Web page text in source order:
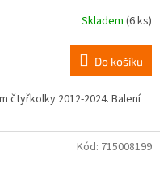
Skladem (6 ks)
Do košíku
čtyřkolky 2012-2024. Balení
Kód: 715008199